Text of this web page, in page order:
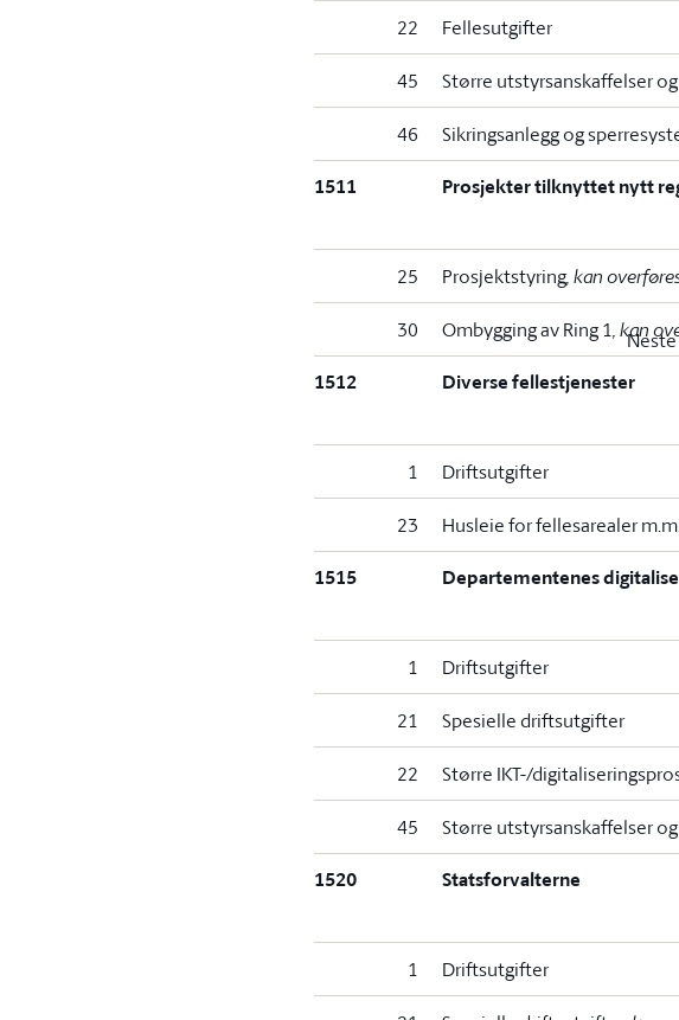
22 Fellesutgifter
45 Større utstyrsanskaffelser
46 Sikringsanlegg og
1511 Prosjekter tilknyttet nytt
25 Prosjektstyring, kan
30 Ombygging av Ring 1, kan
1512 Diverse fellestjenester
1 Driftsutgifter
23 Husleie for fellesarealer
1515 Departementenes
1 Driftsutgifter
21 Spesielle driftsutgifter
22 Større IKT-/
45 Større utstyrsanskaffelser
1520 Statsforvalterne
1 Driftsutgifter